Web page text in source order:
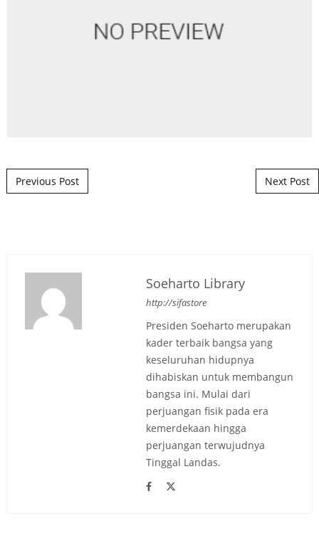
Post navigation
Previous Post Next Post
Soeharto Library
http://sifastore
Presiden Soeharto merupakan
kader terbaik bangsa yang
keseluruhan hidupnya
dihabiskan untuk membangun
bangsa ini. Mulai dari
perjuangan fisik pada era
kemerdekaan hingga
perjuangan terwujudnya
Tinggal Landas.